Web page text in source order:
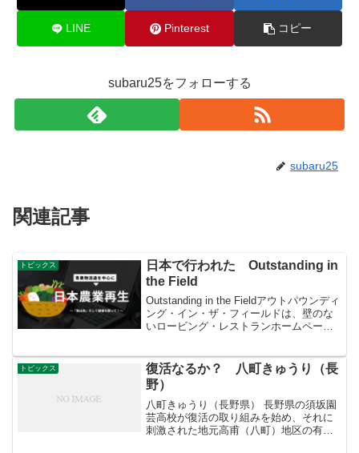
LINE Pinterest コピー
subaru25をフォローする
subaru25
関連記事
トピックス
日本で行われた Outstanding in
the Field
Outstanding in the Fieldアウトパウンディ
ング・イン・ザ・フィールドは、壁のな
いロービング・レストランホームページ
Fuji, J...
トピックス
復活なるか？ 八町きゅうり（長
野）
八町きゅうり（長野県） 長野県の須坂園
芸高校が復活の取り組みを始め、それに
刺激された地元高甫（八町）地区の有志